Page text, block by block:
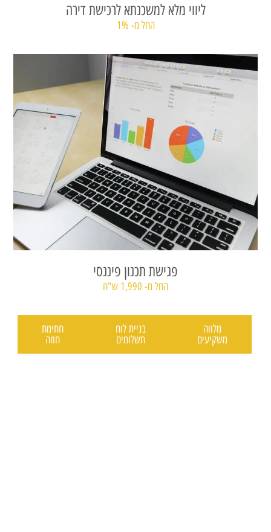
ליווי מלא למשכנתא לרכישת דירה
החל מ- 1%
פגישת תכנון פיננסי
החל מ- 1,990 ש"ח
מלווה
משקיעים
בניית לוח
תשלומים
חתימת
חוזה